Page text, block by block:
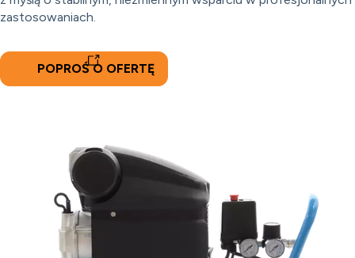
zastosowaniach.
POPROŚ O OFERTĘ